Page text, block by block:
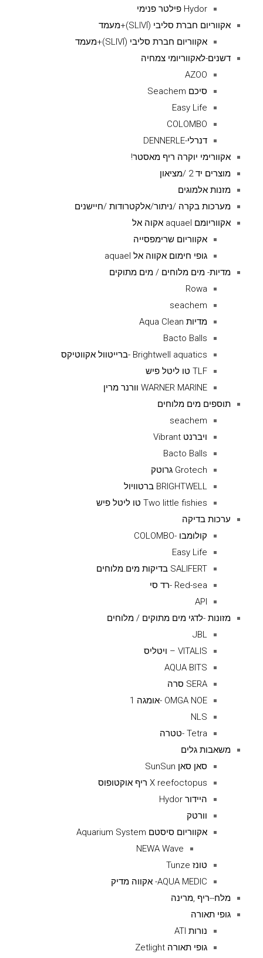
Hydor פילטר פנימי
אקווריום חברת סליבי (SLIVIׂׂ)+מעמד
אקווריום חברת סליבי (SLIVIׂׂ)+מעמד
דשנים-לאקווריומי צמחיה
AZOO
סיכם Seachem
Easy Life
COLOMBO
דנרלי-DENNERLE
אקוורימי יוקרה ריף מאסטר!
מוצרים יד 2 /מציאון
מזנות אלמוגים
מערכות בקרה /ניתור/אלקטרודות /חיישנים
אקווריומם aquael אקוה אל
אקווריום שרימפסייה
גופי חימום אקווה אל aquael
מדיות- מים מלוחים / מים מתוקים
Rowa
seachem
מדיות Aqua Clean
Bacto Balls
Brightwell aquatics -ברייטוול אקווטיקס
TLF טו ליטל פיש
WARNER MARINE וורנר מרין
תוספים מים מלוחים
seachem
ויברנט Vibrant
Bacto Balls
Grotech גרוטק
BRIGHTWELL ברטוויול
Two little fishies טו ליטל פיש
ערכות בדיקה
קולומבו -COLOMBO
Easy Life
SALIFERT בדיקות מים מלוחים
Red-sea -רד סי
API
מזונות -לדגי מים מתוקים / מלוחים
JBL
VITALIS – ויטליס
AQUA BITS
SERA סרה
OMGA NOE -אומגה 1
NLS
Tetra -טטרה
משאבות גלים
סאן סאן SunSun
X reefoctopus ריף אוקטופוס
היידור Hydor
וורטק
אקווריום סיסטם Aquarium System
NEWA Wave
טונז Tunze
AQUA MEDIC- אקווה מדיק
מלח--ריף ,מרינה
גופי תאורה
נורות ATI
גופי תאורה Zetlight